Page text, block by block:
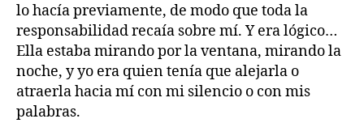
lo hacía previamente, de modo que toda la
responsabilidad recaía sobre mí. Y era lógico…
Ella estaba mirando por la ventana, mirando la
noche, y yo era quien tenía que alejarla o
atraerla hacia mí con mi silencio o con mis
palabras.